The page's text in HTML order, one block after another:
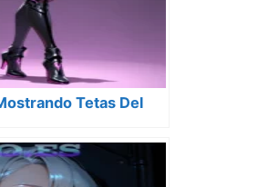
Tetas Del